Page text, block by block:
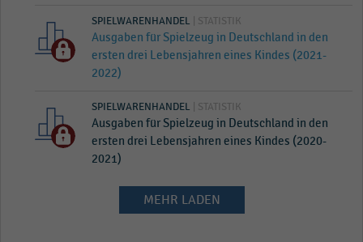
SPIELWARENHANDEL | STATISTIK
Ausgaben für Spielzeug in Deutschland in den
ersten drei Lebensjahren eines Kindes (2021-
2022)
SPIELWARENHANDEL | STATISTIK
Ausgaben für Spielzeug in Deutschland in den
ersten drei Lebensjahren eines Kindes (2020-
2021)
MEHR LADEN